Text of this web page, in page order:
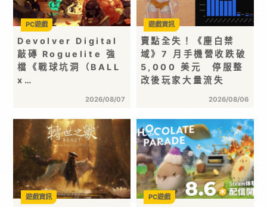
Devolver Digital
敲磚 Roguelite 強
檔《戰球坑洞（BALL
x…
2026/08/07
PC遊戲
賣點全失！《塵白禁
域》7 月手機營收跌破
5,000 美元 停服整
改後玩家大量流失
2026/08/06
遊戲資訊
遊戲資訊 PC遊戲